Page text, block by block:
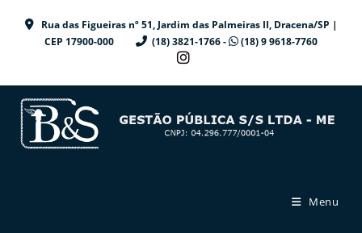
Rua das Figueiras nº 51, Jardim das Palmeiras II, Dracena/SP |
CEP 17900-000
(18) 3821-1766 - (18) 9 9618-7760
Menu